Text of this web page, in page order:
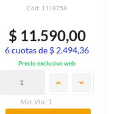
Cód: 1118758
$ 11.590,00
6 cuotas de $ 2.494,36
Precio exclusivo web
Min. Vta.: 1